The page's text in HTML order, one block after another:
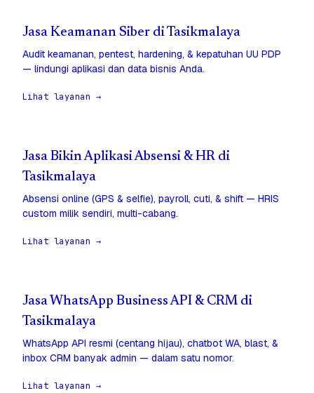
Jasa Keamanan Siber di Tasikmalaya
Audit keamanan, pentest, hardening, & kepatuhan UU PDP
— lindungi aplikasi dan data bisnis Anda.
Lihat layanan →
Jasa Bikin Aplikasi Absensi & HR di
Tasikmalaya
Absensi online (GPS & selfie), payroll, cuti, & shift — HRIS
custom milik sendiri, multi-cabang.
Lihat layanan →
Jasa WhatsApp Business API & CRM di
Tasikmalaya
WhatsApp API resmi (centang hijau), chatbot WA, blast, &
inbox CRM banyak admin — dalam satu nomor.
Lihat layanan →